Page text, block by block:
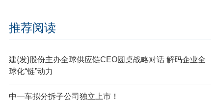
推荐阅读
建{发}股份主办全球供应链CEO圆桌战略对话 解码企业全
球化“链”动力
中—车拟分拆子公司独立上市！